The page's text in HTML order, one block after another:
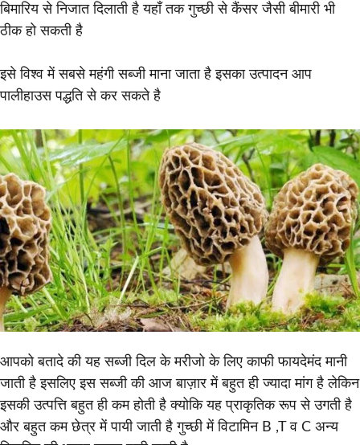
बिमारिय से निजात दिलाती है यहाँ तक गुच्छी से कैंसर जैसी बीमारी भी
ठीक हो सकती है
इसे विश्व में सबसे महंगी सब्जी माना जाता है इसका उत्पादन आप
पालीहाउस पद्धति से कर सकते है
आपको बतादे की यह सब्जी दिल के मरीजो के लिए काफी फायदेमंद मानी
जाती है इसलिए इस सब्जी की आज बाज़ार में बहुत ही ज्यादा मांग है लेकिन
इसकी उत्पत्ति बहुत ही कम होती है क्योकि यह प्राकृतिक रूप से उगती है
और बहुत कम छेत्र में पायी जाती है गुच्छी में विटामिन B ,T व C अन्य